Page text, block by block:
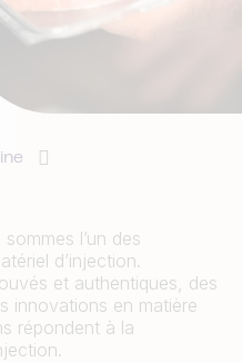
l’un des
d’injection.
et authentiques, des
innovations en matière
répondent à la